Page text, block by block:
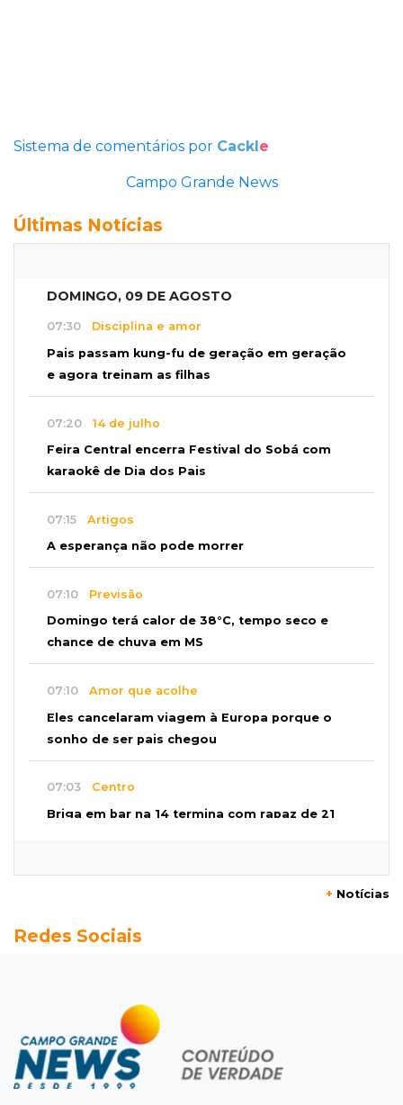
Sistema de comentários por Cackle
Campo Grande News
Últimas Notícias
DOMINGO, 09 DE AGOSTO
07:30 Disciplina e amor
Pais passam kung-fu de geração em geração
e agora treinam as filhas
07:20 14 de julho
Feira Central encerra Festival do Sobá com
karaokê de Dia dos Pais
07:15 Artigos
A esperança não pode morrer
07:10 Previsão
Domingo terá calor de 38°C, tempo seco e
chance de chuva em MS
07:10 Amor que acolhe
Eles cancelaram viagem à Europa porque o
sonho de ser pais chegou
07:03 Centro
Briga em bar na 14 termina com rapaz de 21
promessas, mas deixam a conta para depois
Domingo é dia de Festival do Sobá e feiras em
homenagem aos pais
SÁBADO, 08 DE AGOSTO
+ Notícias
Redes Sociais